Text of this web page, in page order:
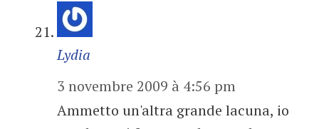
Lydia
3 novembre 2009 à 4:56 pm
Ammetto un'altra grande lacuna, io